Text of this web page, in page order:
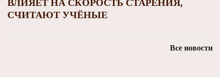
ВЛИЯЕТ НА СКОРОСТЬ СТАРЕНИЯ,
СЧИТАЮТ УЧЁНЫЕ
Все новости